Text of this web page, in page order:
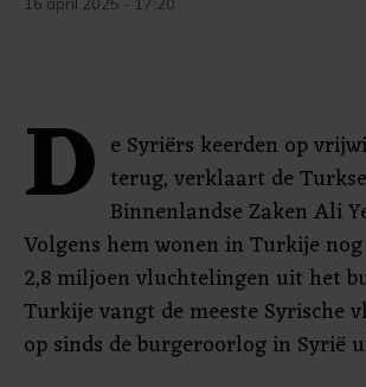
D e Syriërs keerden op
terug, verklaart de
Binnenlandse Zaken Ali
Volgens hem wonen in Turkije
2,8 miljoen vluchtelingen uit het
Turkije vangt de meeste Syrische
op sinds de burgeroorlog in Syrië